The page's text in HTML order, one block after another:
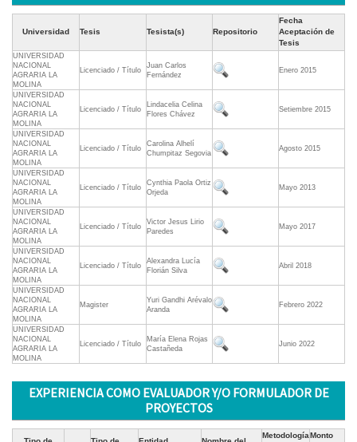
Universidad Tesis Tesista(s) Repositorio
Fecha
Aceptación de
Tesis
UNIVERSIDAD
NACIONAL
AGRARIA LA
MOLINA
Licenciado / Título
Juan Carlos
Fernández
Enero 2015
UNIVERSIDAD
NACIONAL
AGRARIA LA
MOLINA
Licenciado / Título
Lindacelia Celina
Flores Chávez
Setiembre 2015
UNIVERSIDAD
NACIONAL
AGRARIA LA
MOLINA
Licenciado / Título
Carolina Alhelí
Chumpitaz Segovia
Agosto 2015
UNIVERSIDAD
NACIONAL
AGRARIA LA
MOLINA
Licenciado / Título
Cynthia Paola Ortiz
Orjeda
Mayo 2013
UNIVERSIDAD
NACIONAL
AGRARIA LA
MOLINA
Licenciado / Título
Victor Jesus Lirio
Paredes
Mayo 2017
UNIVERSIDAD
NACIONAL
AGRARIA LA
MOLINA
Licenciado / Título
Alexandra Lucía
Florián Silva
Abril 2018
UNIVERSIDAD
NACIONAL
AGRARIA LA
MOLINA
Magister
Yuri Gandhi Arévalo
Aranda
Febrero 2022
UNIVERSIDAD
NACIONAL
AGRARIA LA
MOLINA
Licenciado / Título
María Elena Rojas
Castañeda
Junio 2022
EXPERIENCIA COMO EVALUADOR Y/O FORMULADOR DE
PROYECTOS
MetodologíaMonto